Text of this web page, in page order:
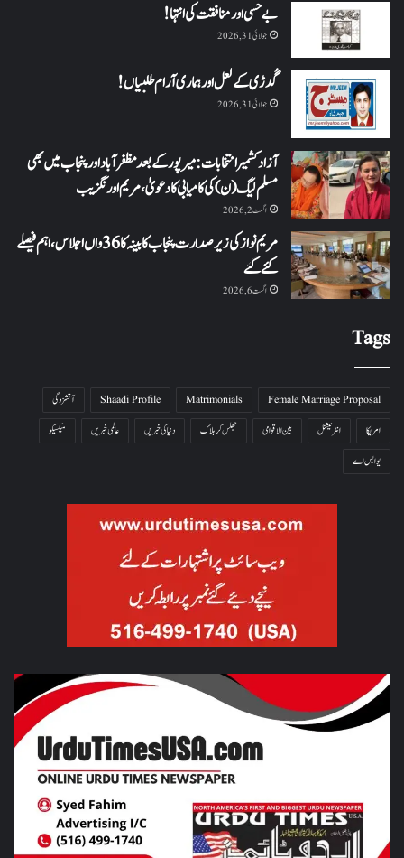
بے حسی اور منافقت کی انتہا !
جولائی 31, 2026
گُدڑی کے لعل اور ہماری آرام طلبیاں!
جولائی 31, 2026
آزاد کشمیر انتخابات: میرپور کے بعد مظفرآباد اور پنجاب میں بھی
مسلم لیگ (ن) کی کامیابی کا دعویٰ، مریم اورنگزیب
اگست 2, 2026
مریم نواز کی زیر صدارت پنجاب کابینہ کا 36واں اجلاس،اہم فیصلے
کئے گئے
اگست 6, 2026
Tags
Female Marriage Proposal
Matrimonials
Shaadi Profile
آتشزدگی
امریکا
انٹرنیشنل بین الاقوامی جھلس کر ہلاک دنیا کی خبریں عالمی خبریں
میکسیکو
یو ایس اے